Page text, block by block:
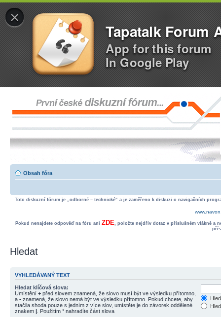
×
Tapatalk Forum
App for this forum
In Google Play
Obsah fóra
Toto diskuzní fórum je „odborně – technické“ a je zaměřeno k diskuzi o navigačních
Pokud nenajdete odpověď na fóru ani ZDE, položte nejdřív dotaz v příslušném vlákně a
Hledat
VYHLEDÁVANÝ TEXT
Hledat klíčová slova:
Umístění + před slovem znamená, že slovo musí být ve výsledku přítomno,
a - znamená, že slovo nemá být ve výsledku přítomno. Pokud chcete, aby
stačila shoda pouze s jedním z více slov, umístěte je do závorek oddělené
znakem | . Použitím * nahradíte část slova